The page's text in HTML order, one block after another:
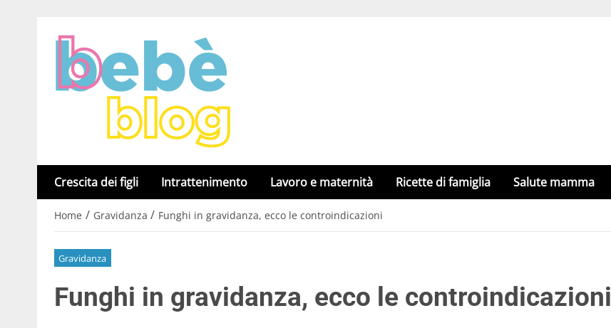
Crescita dei figli Intrattenimento Lavoro e maternità Ricette di famiglia Salute mamma
Home / Gravidanza / Funghi in gravidanza, ecco le controindicazioni
Gravidanza
Funghi in gravidanza, ecco le controindicazioni